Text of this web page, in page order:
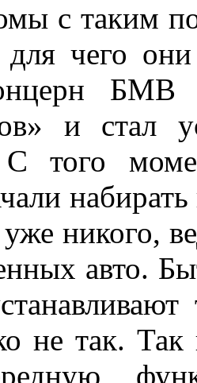
с таким
чего
БМВ
и стал
того
никого,
авто.
не так. Так